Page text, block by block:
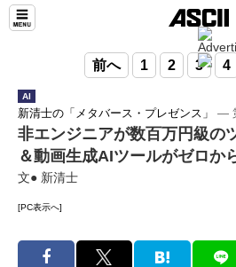
前へ 1 2 3 4
AI
新清士の「メタバース・プレゼンス」 ―
非エンジニアが数百万円級
＆動画生成AIツールがゼロか
文● 新清士
[PC表示へ]